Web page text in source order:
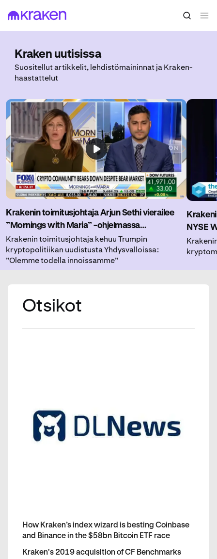
Kraken uutisissa
Suositellut artikkelit, lehdistömaininnat ja Kraken-
haastattelut
Krakenin toimitusjohtaja Arjun Sethi vierailee
”Mornings with Maria” -ohjelmassa
analysoimassa, miten kryptoyhteisö reagoi
viimeaikaisiin sääntelymuutoksiin.
Krakenin toimitusjohtaja kehuu Trumpin
kryptopolitiikan uudistusta Yhdysvalloissa:
”Olemme todella innoissamme”
NYSE
ja
Otsikot
How Kraken’s index wizard is besting Coinbase
and Binance in the $58bn Bitcoin ETF race
Kraken's 2019 acquisition of CF Benchmarks